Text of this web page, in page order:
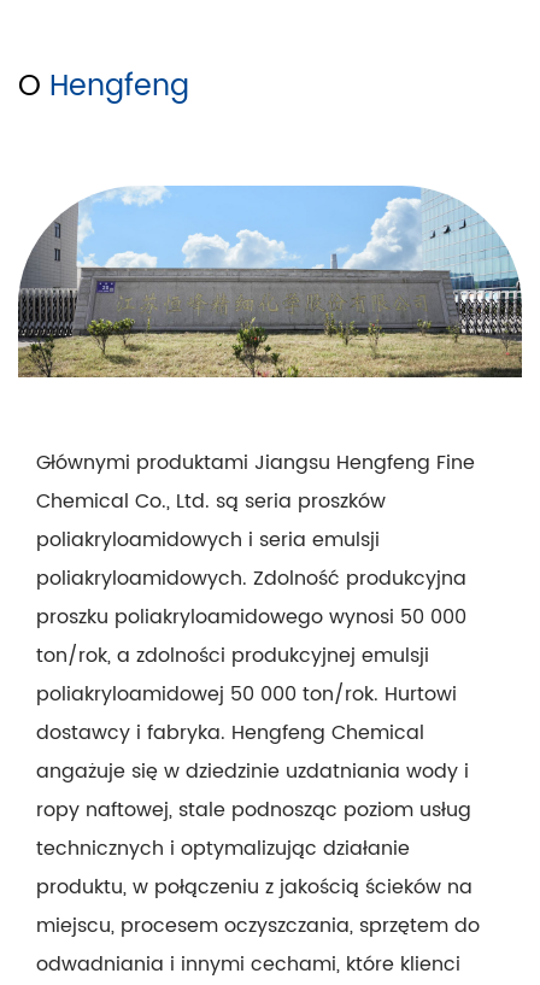
O Hengfeng
Głównymi produktami Jiangsu Hengfeng Fine
Chemical Co., Ltd. są seria proszków
poliakryloamidowych i seria emulsji
poliakryloamidowych. Zdolność produkcyjna
proszku poliakryloamidowego wynosi 50 000
ton/rok, a zdolności produkcyjnej emulsji
poliakryloamidowej 50 000 ton/rok. Hurtowi
dostawcy i fabryka. Hengfeng Chemical
angażuje się w dziedzinie uzdatniania wody i
ropy naftowej, stale podnosząc poziom usług
technicznych i optymalizując działanie
produktu, w połączeniu z jakością ścieków na
miejscu, procesem oczyszczania, sprzętem do
odwadniania i innymi cechami, które klienci